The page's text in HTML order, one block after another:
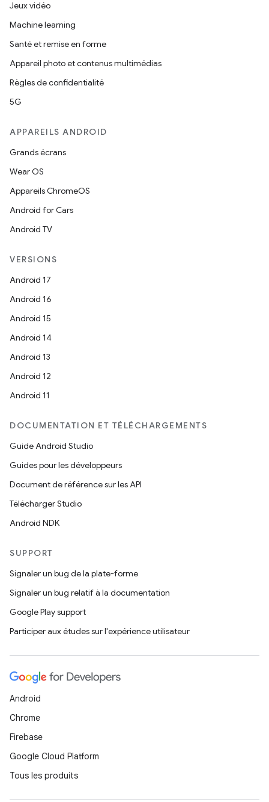
Jeux vidéo
Machine learning
Santé et remise en forme
Appareil photo et contenus multimédias
Règles de confidentialité
5G
APPAREILS ANDROID
Grands écrans
Wear OS
Appareils ChromeOS
Android for Cars
Android TV
VERSIONS
Android 17
Android 16
Android 15
Android 14
Android 13
Android 12
Android 11
DOCUMENTATION ET TÉLÉCHARGEMENTS
Guide Android Studio
Guides pour les développeurs
Document de référence sur les API
Télécharger Studio
Android NDK
SUPPORT
Signaler un bug de la plate-forme
Signaler un bug relatif à la documentation
Google Play support
Participer aux études sur l'expérience utilisateur
Android
Chrome
Firebase
Google Cloud Platform
Tous les produits